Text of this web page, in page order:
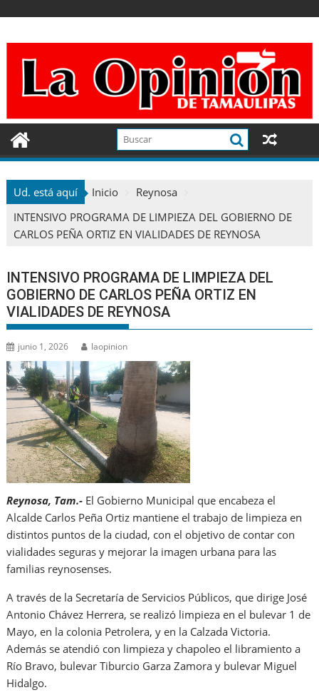
contenido
Ud. está aquí Inicio
Reynosa
INTENSIVO PROGRAMA DE LIMPIEZA DEL GOBIERNO DE
CARLOS PEÑA ORTIZ EN VIALIDADES DE REYNOSA
INTENSIVO PROGRAMA DE LIMPIEZA DEL
GOBIERNO DE CARLOS PEÑA ORTIZ EN
VIALIDADES DE REYNOSA
junio 1, 2026 laopinion
Reynosa, Tam.- El Gobierno Municipal que encabeza el
Alcalde Carlos Peña Ortiz mantiene el trabajo de limpieza en
distintos puntos de la ciudad, con el objetivo de contar con
vialidades seguras y mejorar la imagen urbana para las
familias reynosenses.
A través de la Secretaría de Servicios Públicos, que dirige José
Antonio Chávez Herrera, se realizó limpieza en el bulevar 1 de
Mayo, en la colonia Petrolera, y en la Calzada Victoria.
Además se atendió con limpieza y chapoleo el libramiento a
Río Bravo, bulevar Tiburcio Garza Zamora y bulevar Miguel
Hidalgo.